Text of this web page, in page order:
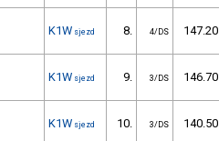
K1W sjezd 8. 4/DS 147.20
K1W sjezd 9. 3/DS 146.70
K1W sjezd 10. 3/DS 140.50